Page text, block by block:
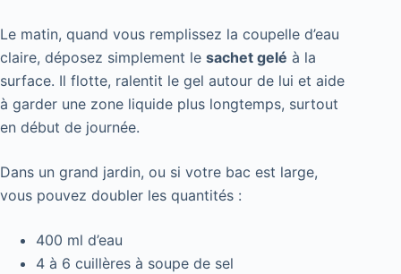
Le matin, quand vous remplissez la coupelle d’eau
claire, déposez simplement le sachet gelé à la
surface. Il flotte, ralentit le gel autour de lui et aide
à garder une zone liquide plus longtemps, surtout
en début de journée.
Dans un grand jardin, ou si votre bac est large,
vous pouvez doubler les quantités :
400 ml d’eau
4 à 6 cuillères à soupe de sel